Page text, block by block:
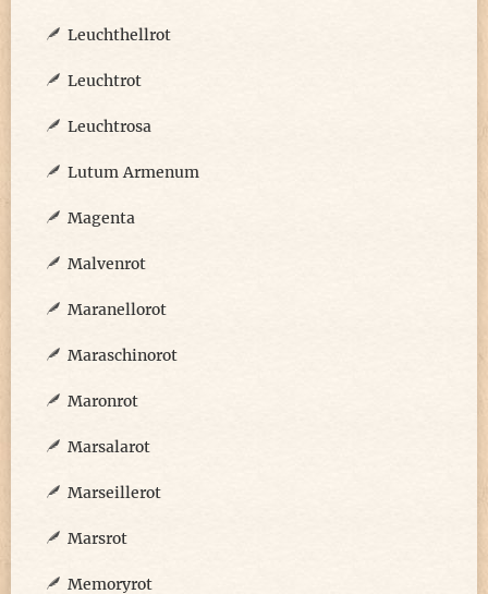
Leuchthellrot
Leuchtrot
Leuchtrosa
Lutum Armenum
Magenta
Malvenrot
Maranellorot
Maraschinorot
Maronrot
Marsalarot
Marseillerot
Marsrot
Memoryrot